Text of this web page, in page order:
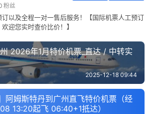
粉丝
订以及全程一对一售后服务！【国际机票人工预订
迎您实时查价比价！】
2026年1月特价机票_直达 / 中转实
2025-12-18 09:44
阿姆斯特丹到广州直飞特价机票（经
13:20起飞 06:40+1抵达）